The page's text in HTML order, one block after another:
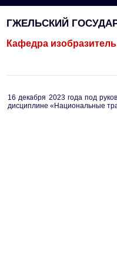
ГЖЕЛЬСКИЙ
Кафедра
16 декабря 2023 года под
дисциплине «Национальные